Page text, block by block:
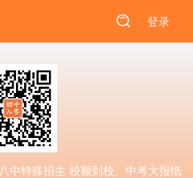
登录
中特殊招生 校额到校、中考大报纸